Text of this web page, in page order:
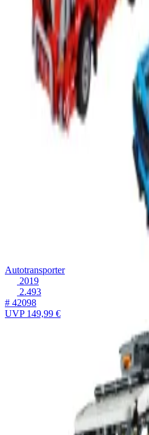
Autotransporter
2019
2.493
# 42098
UVP149,99 €